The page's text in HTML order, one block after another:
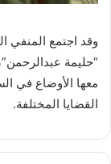
وقد اجتمع المنفي
“حليمة
معها الأوضاع في
القضايا المختلفة.